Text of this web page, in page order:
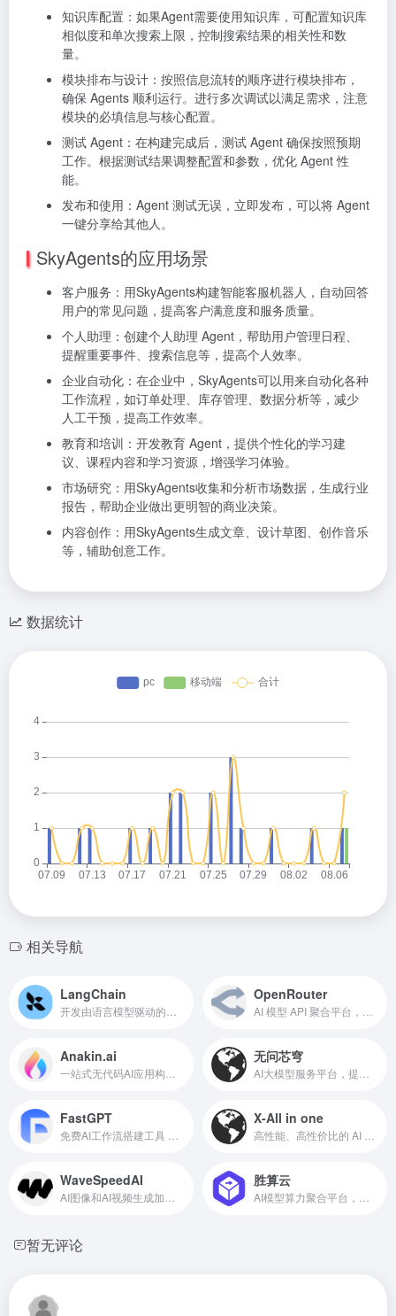
知识库配置： 如果Agent需要使用知识库，可配置知识库
相似度和单次搜索上限，控制搜索结果的相关性和数
量。
模块排布与设计： 按照信息流转的顺序进行模块排布，
确保 Agents 顺利运行。 进行多次调试以满足需求，注意
模块的必填信息与核心配置。
测试 Agent： 在构建完成后，测试 Agent 确保按照预期
工作。 根据测试结果调整配置和参数，优化 Agent 性
能。
发布和使用： Agent 测试无误，立即发布， 可以将 Agent
一键分享给其他人。
SkyAgents的应用场景
客户服务：用SkyAgents构建智能客服机器人，自动回答
用户的常见问题，提高客户满意度和服务质量。
个人助理：创建个人助理 Agent，帮助用户管理日程、
提醒重要事件、搜索信息等，提高个人效率。
企业自动化：在企业中，SkyAgents可以用来自动化各种
工作流程，如订单处理、库存管理、数据分析等，减少
人工干预，提高工作效率。
教育和培训：开发教育 Agent，提供个性化的学习建
议、课程内容和学习资源，增强学习体验。
市场研究：用SkyAgents收集和分析市场数据，生成行业
报告，帮助企业做出更明智的商业决策。
内容创作：用SkyAgents生成文章、设计草图、创作音乐
等，辅助创意工作。
数据统计
相关导航
LangChain OpenRouter
Anakin.ai 无问芯穹
FastGPT X-All in one
WaveSpeedAI 胜算云
暂无评论